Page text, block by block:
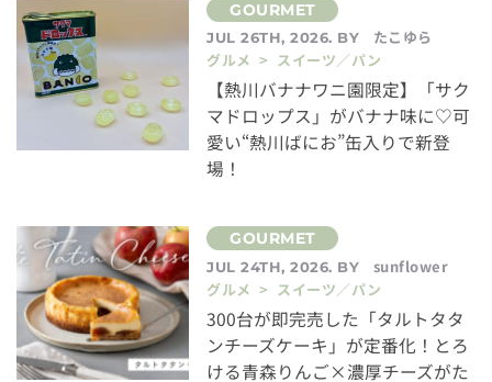
JUL 26TH, 2026. BY
たこゆら
グルメ > スイーツ／パン
【熱川バナナワニ園限定】「サク
マドロップス」がバナナ味に♡可
愛い“熱川ばにお”缶入りで新登
場！
JUL 24TH, 2026. BY
sunflower
グルメ > スイーツ／パン
300台が即完売した「タルトタタ
ンチーズケーキ」が定番化！とろ
ける青森りんご×濃厚チーズがた